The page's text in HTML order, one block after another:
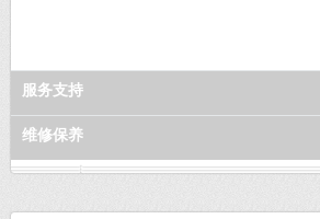
服务支持
维修保养